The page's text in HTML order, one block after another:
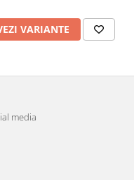
VARIANTE
media